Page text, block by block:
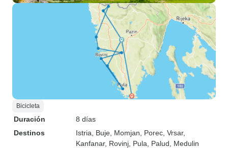
Bicicleta
Duración
8 días
Destinos
Istria , Buje , Momjan , Porec , Vrsar,
Kanfanar, Rovinj , Pula , Palud , Medulin